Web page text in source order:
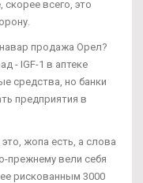
всего, это
продажа Орел?
- IGF-1 в аптеке
средства, но банки
предприятия в
жопа есть, а слова
прежнему вели себя
рискованным 3000